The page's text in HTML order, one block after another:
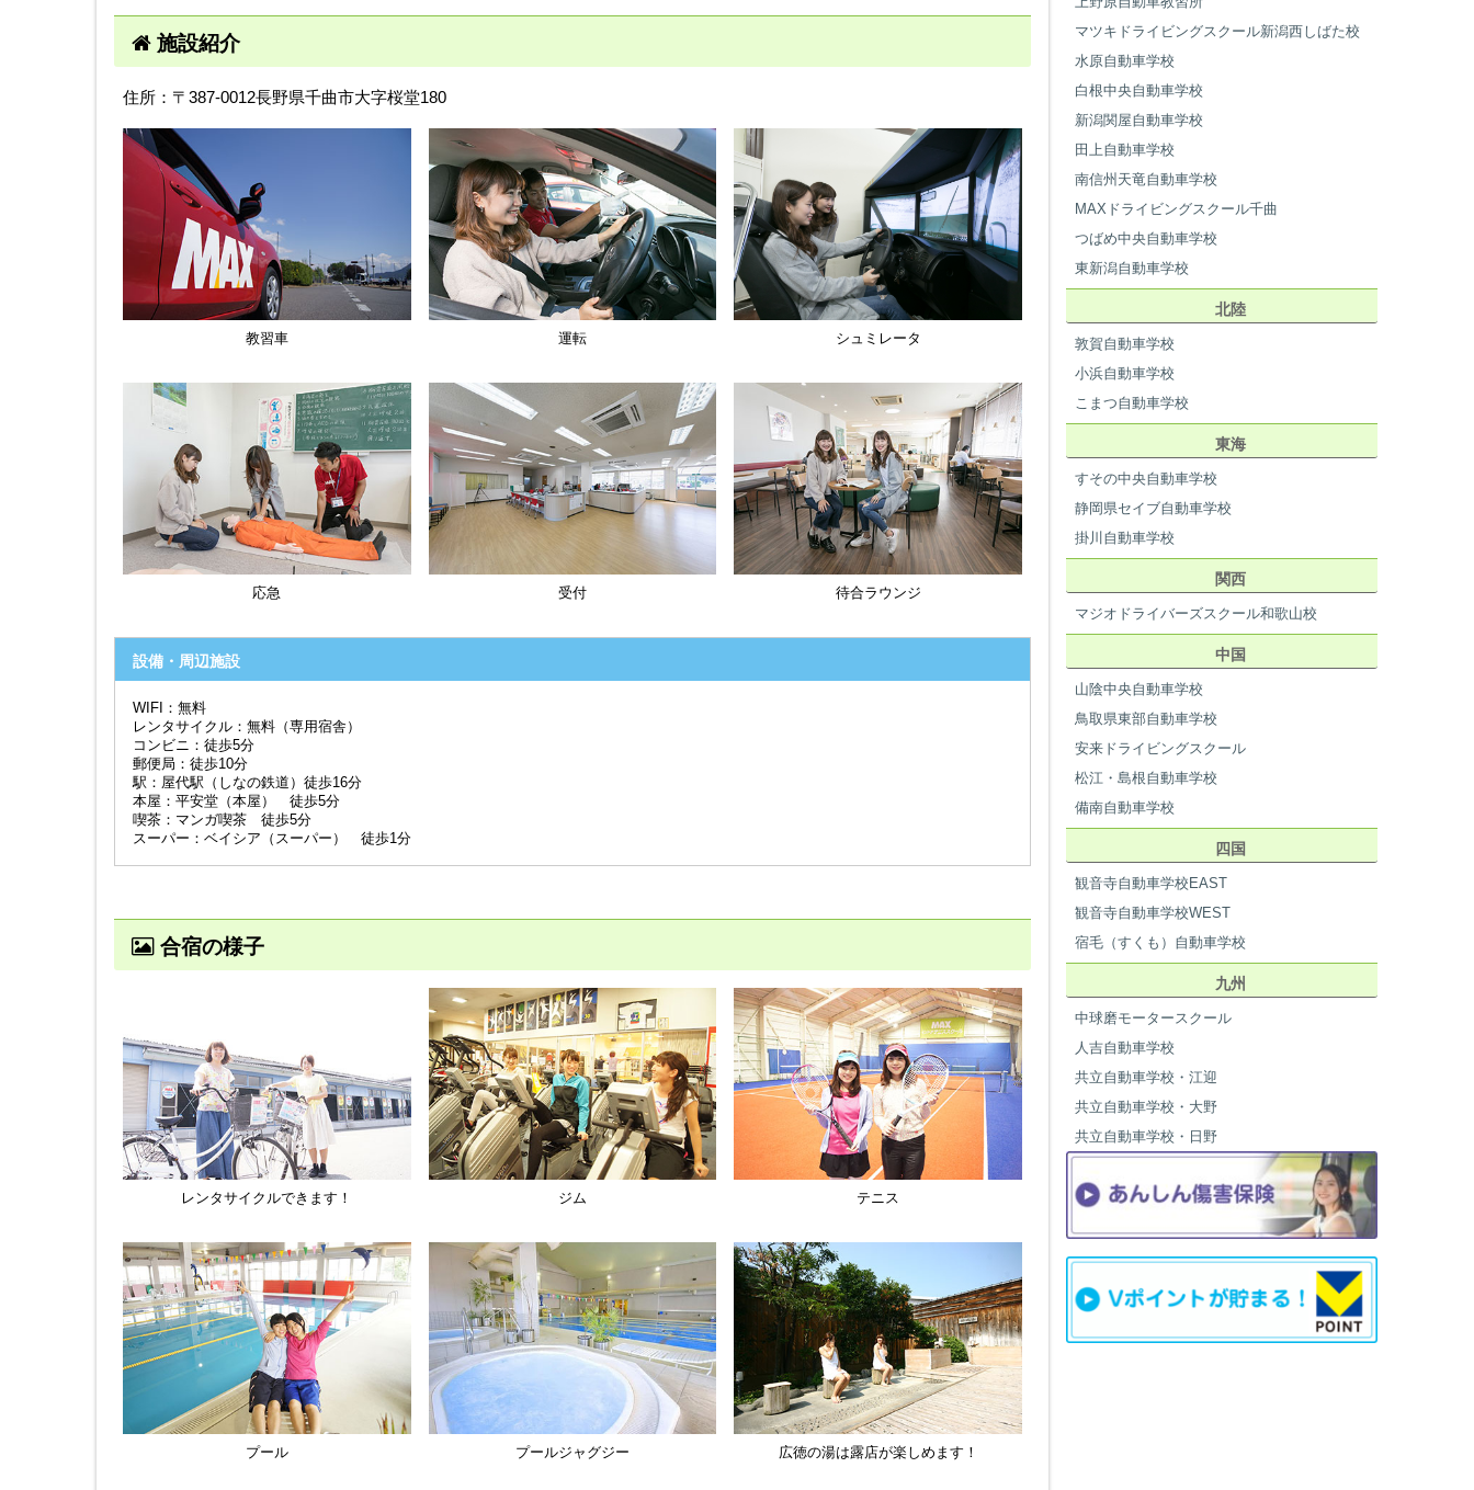
施設紹介
住所：〒387-0012長野県千曲市大字桜堂180
教習車 運転 シュミレータ
応急 受付 待合ラウンジ
設備・周辺施設
WIFI：無料
レンタサイクル：無料（専用宿舎）
コンビニ：徒歩5分
郵便局：徒歩10分
駅：屋代駅（しなの鉄道）徒歩16分
本屋：平安堂（本屋） 徒歩5分
喫茶：マンガ喫茶 徒歩5分
スーパー：ベイシア（スーパー） 徒歩1分
合宿の様子
レンタサイクルできます！ ジム テニス
プール プールジャグジー 広徳の湯は露店が楽しめます！
マツキドライビングスクール新潟西しばた校
水原自動車学校
白根中央自動車学校
新潟関屋自動車学校
田上自動車学校
南信州天竜自動車学校
MAXドライビングスクール千曲
つばめ中央自動車学校
東新潟自動車学校
北陸
敦賀自動車学校
小浜自動車学校
こまつ自動車学校
東海
すその中央自動車学校
静岡県セイブ自動車学校
掛川自動車学校
関西
マジオドライバーズスクール和歌山校
中国
山陰中央自動車学校
鳥取県東部自動車学校
安来ドライビングスクール
松江・島根自動車学校
備南自動車学校
四国
観音寺自動車学校EAST
観音寺自動車学校WEST
宿毛（すくも）自動車学校
九州
中球磨モータースクール
人吉自動車学校
共立自動車学校・江迎
共立自動車学校・大野
共立自動車学校・日野